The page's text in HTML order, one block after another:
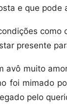
e que pode
como
presente
avô muito
foi mimado
pelo